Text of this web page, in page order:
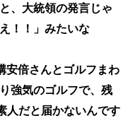
、大統領の発言じゃ
！！」みたいな
安倍さんとゴルフまわ
強気のゴルフで、残
人だと届かないんです